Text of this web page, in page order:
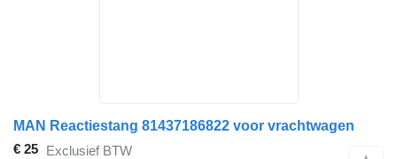
MAN Reactiestang 81437186822 voor vrachtwagen
€ 25 Exclusief BTW